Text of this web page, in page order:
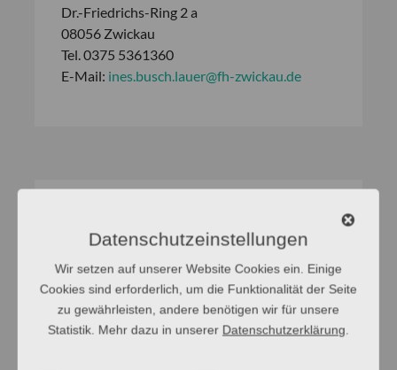
Dr.-Friedrichs-Ring 2 a
08056 Zwickau
Tel. 0375 5361360
E-Mail: ines.busch.lauer@fh-zwickau.de
Datenschutzeinstellungen
Wir setzen auf unserer Website Cookies ein. Einige
Cookies sind erforderlich, um die Funktionalität der Seite
zu gewährleisten, andere benötigen wir für unsere
Statistik. Mehr dazu in unserer Datenschutzerklärung